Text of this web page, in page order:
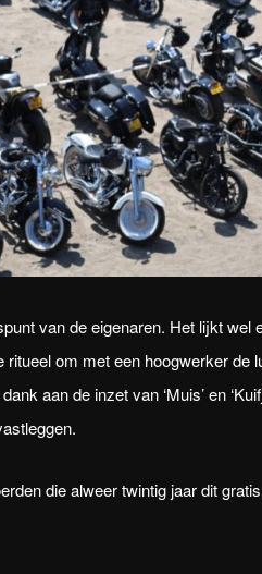
van de eigenaren. Het lijkt
om met een hoogwerker de
aan de inzet van ‘Muis’ en
die alweer twintig jaar dit